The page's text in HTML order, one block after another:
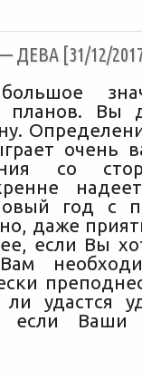
[31/12/
планов. Вы
очень
со
год с
даже
если Вы
Вам
удастся
если Ваши